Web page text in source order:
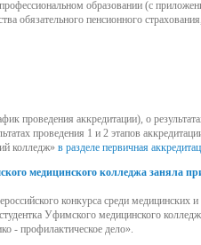
образовании (с
обязательного пенсионного
проведения аккредитации), о
проведения 1 и 2 этапов
колледж» в разделе первичная
медицинского колледжа заняла
конкурса среди медицинских
Уфимского медицинского
- профилактическое дело».